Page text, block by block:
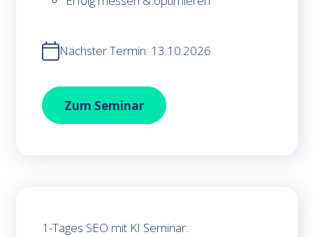
Nächster Termin: 13.10.2026
Zum Marketingplanung mit KI
Seminar
1-Tages SEO mit KI Seminar: